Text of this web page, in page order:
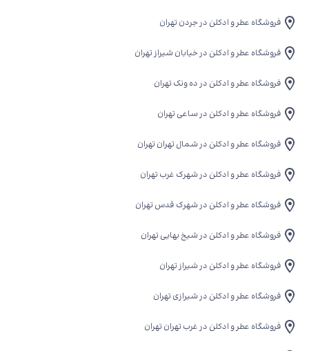
فروشگاه عطر و ادکلن در جردن تهران
فروشگاه عطر و ادکلن در خیابان شیراز تهران
فروشگاه عطر و ادکلن در ده ونک تهران
فروشگاه عطر و ادکلن در ساعی تهران
فروشگاه عطر و ادکلن در شمال تهران تهران
فروشگاه عطر و ادکلن در شهرک غرب تهران
فروشگاه عطر و ادکلن در شهرک قدس تهران
فروشگاه عطر و ادکلن در شیخ بهایی تهران
فروشگاه عطر و ادکلن در شیراز تهران
فروشگاه عطر و ادکلن در شیرازی تهران
فروشگاه عطر و ادکلن در غرب تهران تهران